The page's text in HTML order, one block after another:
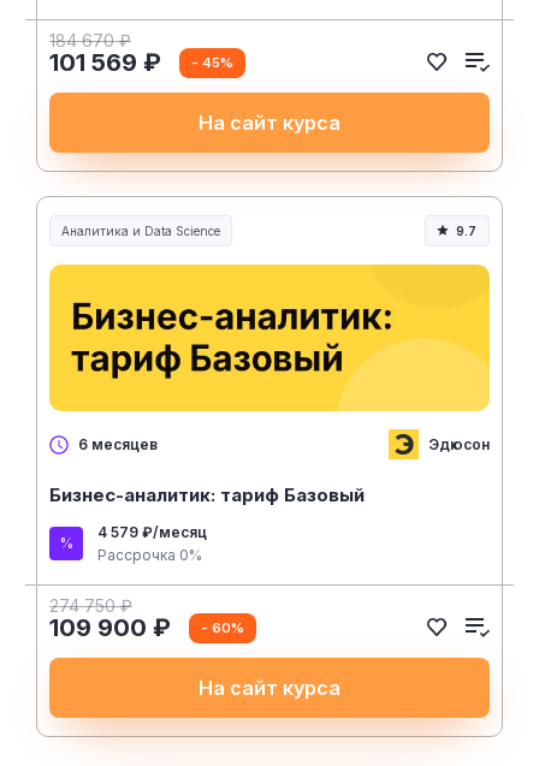
184 670 ₽
101 569 ₽ - 45%
На сайт курса
Аналитика и Data Science 9.7
6 месяцев Эдюсон
Бизнес-аналитик: тариф Базовый
4 579 ₽/месяц
Рассрочка 0%
274 750 ₽
109 900 ₽ - 60%
На сайт курса